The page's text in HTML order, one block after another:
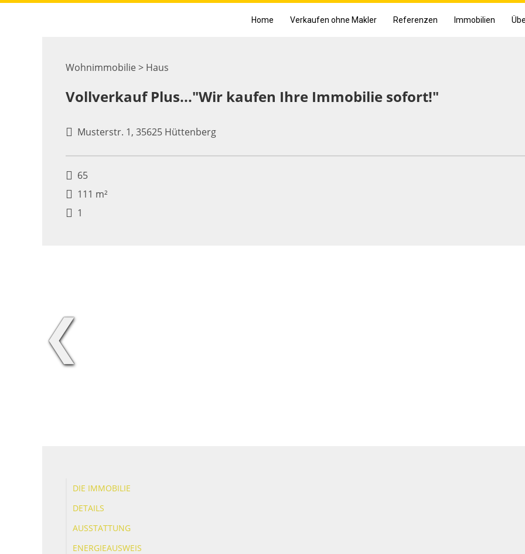
Home Verkaufen ohne Makler Referenzen Immobilien
Wohnimmobilie > Haus
Vollverkauf Plus..."Wir kaufen Ihre Immobilie sofort!"
Musterstr. 1, 35625 Hüttenberg
65
111 m²
1
❮
DIE IMMOBILIE
DETAILS
AUSSTATTUNG
ENERGIEAUSWEIS